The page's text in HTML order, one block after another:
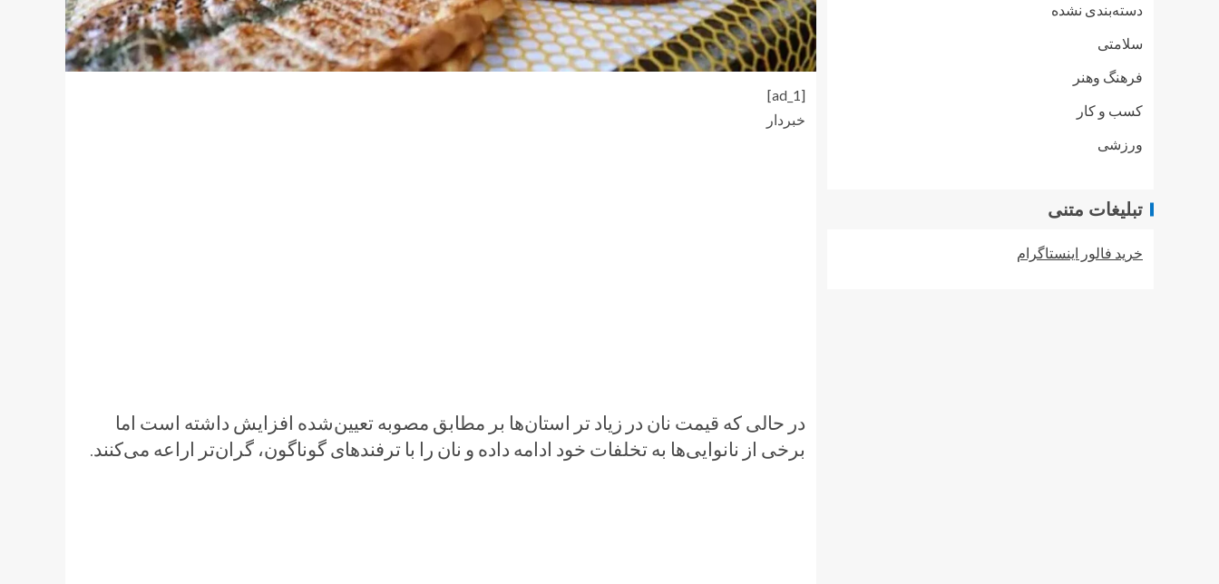
[ad_1]
خبردار
در حالی که قیمت نان در زیاد تر استان‌ها بر مطابق مصوبه تعیین‌شده افزایش داشته است اما
برخی از نانوایی‌ها به تخلفات خود ادامه داده و نان را با ترفندهای گوناگون، گران‌تر اراعه می‌کنند.
دسته‌بندی نشده
سلامتی
فرهنگ وهنر
کسب و کار
ورزشی
تبلیغات متنی
خرید فالور اینستاگرام